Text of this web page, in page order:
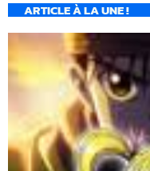
ARTICLE À LA UNE !